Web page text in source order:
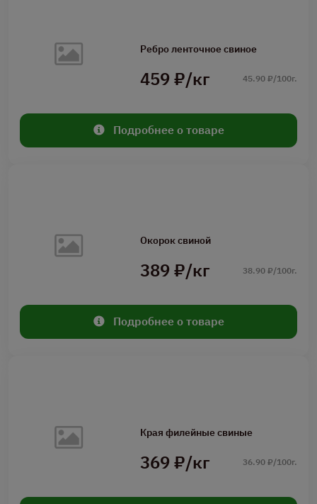
Ребро ленточное свиное
459 ₽/кг 45.90 ₽/100г.
Подробнее о товаре
Окорок свиной
389 ₽/кг 38.90 ₽/100г.
Подробнее о товаре
Края филейные свиные
369 ₽/кг 36.90 ₽/100г.